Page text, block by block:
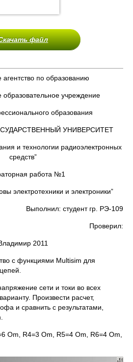
файл
по образованию
образовательное учреждение
образования
УНИВЕРСИТЕТ
и технологии радиоэлектронных
средств”
работа №1
электротехники и электроники”
Выполнил: студент гр. РЭ-109
Проверил:
2011
с функциями Multisim для
сети и токи во всех
Произвести расчет,
и сравнить с результатами,
Om, R4=3 Om, R5=4 Om, R6=4 Om,